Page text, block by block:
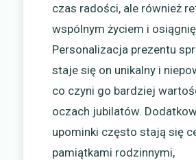
czas radości, ale również
wspólnym życiem i
Personalizacja prezentu
staje się on unikalny i
co czyni go bardziej
oczach jubilatów.
upominki często stają się
pamiątkami rodzinnymi,